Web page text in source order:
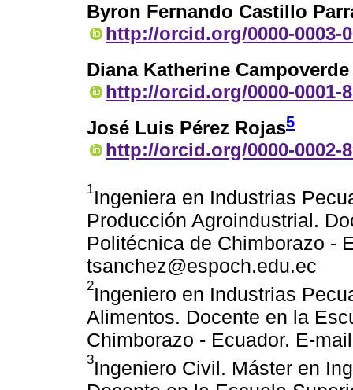
Byron Fernando Castillo
http://orcid.org/0000-0003-
Diana Katherine
http://orcid.org/0000-0001-
José Luis Pérez Rojas5
http://orcid.org/0000-0002-
1Ingeniera en Industrias
Producción Agroindustrial.
Politécnica de Chimborazo -
tsanchez@espoch.edu.ec
2Ingeniero en Industrias
Alimentos. Docente en la
Chimborazo - Ecuador. E-
3Ingeniero Civil. Máster en